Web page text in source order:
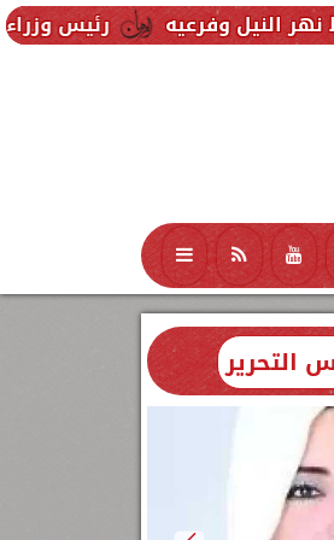
رئيس وزراء العراق يتلقى
منوعات محافظات
التحرير